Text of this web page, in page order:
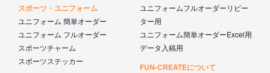
スポーツ・ユニフォーム
ユニフォーム 簡単オーダー
ユニフォーム フルオーダー
スポーツチャーム
スポーツステッカー
ユニフォームフルオーダーリピー
ター用
ユニフォーム簡単オーダーExcel用
データ入稿用
FUN-CREATEについて